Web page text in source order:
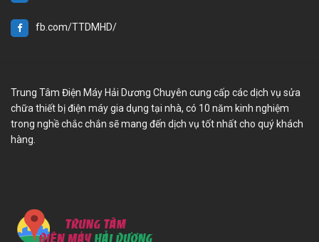
fb.com/TTDMHD/
Trung Tâm Điện Máy Hải Dương Chuyên cung cấp các dịch vụ sửa
chữa thiết bị điện máy gia dụng tại nhà, có 10 năm kinh nghiệm
trong nghề chắc chắn sẽ mang đến dịch vụ tốt nhất cho quý khách
hàng.